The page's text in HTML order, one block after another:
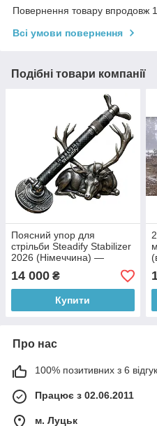
Повернення товару впродовж
Всі умови повернення
Подібні товари компанії
Поясний упор для
стрільби Steadify Stabilizer
2026 (Німеччина) —
передоплата
14 000 ₴
Купити
Про нас
100% позитивних з 6
Працює з 02.06.2011
м. Луцьк